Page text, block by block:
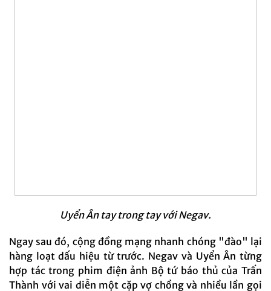
Uyển Ân tay trong tay với Negav.
Ngay sau đó, cộng đồng mạng nhanh chóng "đào" lại
hàng loạt dấu hiệu từ trước. Negav và Uyển Ân từng
hợp tác trong phim điện ảnh Bộ tứ báo thủ của Trấn
Thành với vai diễn một cặp vợ chồng và nhiều lần gọi